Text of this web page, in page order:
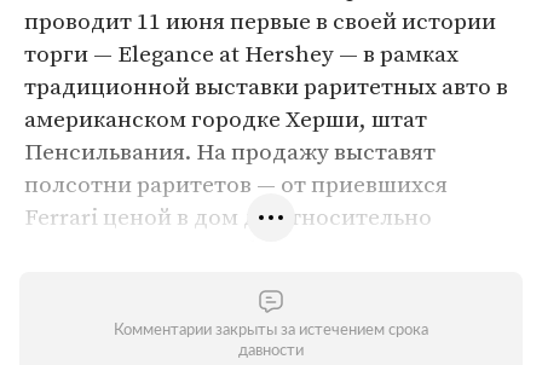
проводит 11 июня первые в своей истории
торги — Elegance at Hershey — в рамках
традиционной выставки раритетных авто в
американском городке Херши, штат
Пенсильвания. На продажу выставят
полсотни раритетов — от приевшихся
Ferrari ценой в дом до относительно
покупателям предложат неказистый с виду,
но весьма редкий KdF-Wagen Type 60,
Комментарии закрыты за истечением срока
давности